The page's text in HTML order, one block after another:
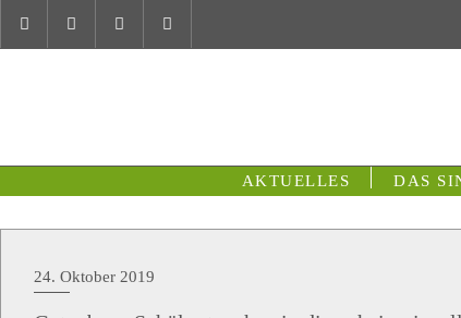
AKTUELLES DAS
24. Oktober 2019